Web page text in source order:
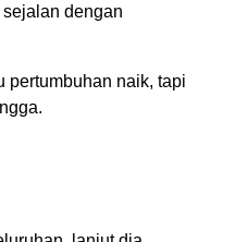
dengan
pertumbuhan naik, tapi